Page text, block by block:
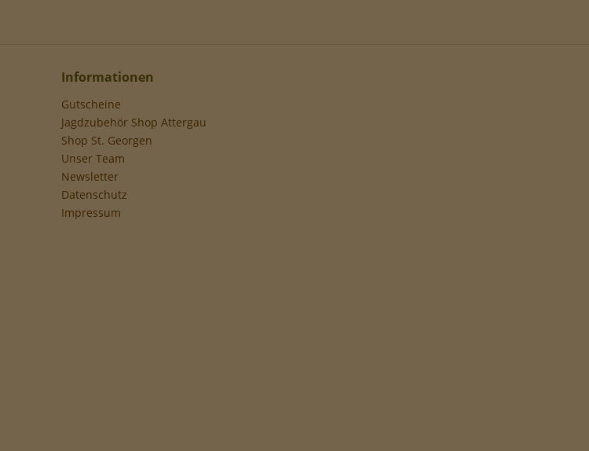
Informationen
Gutscheine
Jagdzubehör Shop Attergau
Shop St. Georgen
Unser Team
Newsletter
Datenschutz
Impressum